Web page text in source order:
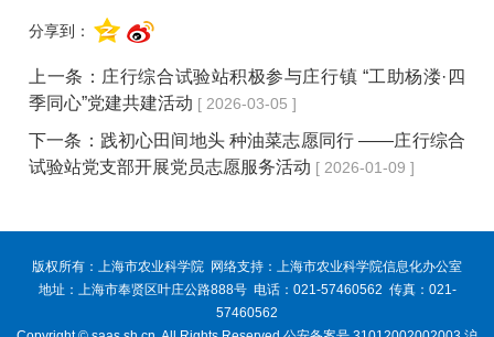
分享到：
上一条： 庄行综合试验站积极参与庄行镇 “工助杨溇·四
季同心”党建共建活动 [ 2026-03-05 ]
下一条： 践初心田间地头 种油菜志愿同行 ——庄行综合
试验站党支部开展党员志愿服务活动 [ 2026-01-09 ]
版权所有：上海市农业科学院 网络支持：上海市农业科学院信息化办公室
地址：上海市奉贤区叶庄公路888号 电话：021-57460562 传真：021-
57460562